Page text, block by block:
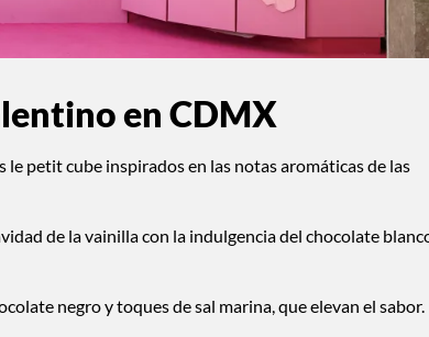
en CDMX
petit cube inspirados en las notas aromáticas de las
de la vainilla con la indulgencia del chocolate
negro y toques de sal marina, que elevan el sabor.